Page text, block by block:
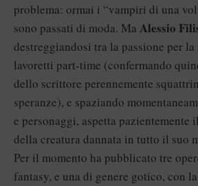
problema: ormai i “vampiri di una
sono passati di moda. Ma Alessio
destreggiandosi tra la passione per
lavoretti part-time (confermando
dello scrittore perennemente
speranze), e spaziando
e personaggi, aspetta
della creatura dannata in tutto il suo
Per il momento ha pubblicato tre
fantasy, e una di genere gotico, con